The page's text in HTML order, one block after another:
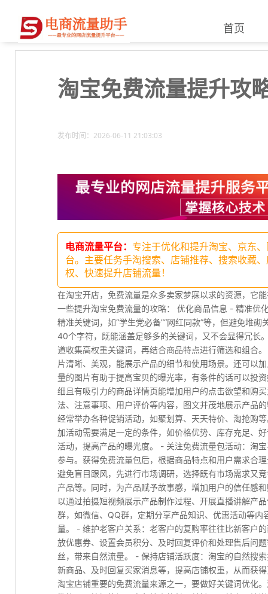
首页
淘宝免费流量提升攻
发布时间：2026-06-11 21:03:03
电商流量平台： 专注于优化和提升淘宝、京东
台。主要任务手淘搜索、店铺推荐、搜索收藏
权、快速提升店铺流量！
在淘宝开店，免费流量是众多卖家梦寐以求的资源，它
一些提升淘宝免费流量的攻略： 优化商品信息 - 精准优
精准关键词，如“学生党必备”“网红同款”等，但避免堆
40个字符，既能涵盖足够多的关键词，又不会显得冗长
道收集高权重关键词，再结合商品特点进行筛选和组合
片清晰、美观，能展示产品的细节和使用场景。还可以
量的图片有助于提高宝贝的曝光率，有条件的话可以投
细且有吸引力的商品详情页能增加用户的点击欲望和购
法、注意事项、用户评价等内容，图文并茂地展示产品
经常举办各种促销活动，如聚划算、天天特价、淘抢购
加活动需要满足一定的条件，如价格优势、库存充足、
活动，提高产品的曝光度。 - 关注免费流量包活动：淘
参与。获得免费流量包后，根据商品特点和用户需求合
避免盲目跟风，先进行市场调研，选择既有市场需求又
产品等。同时，为产品赋予故事感，增加用户的信任感
以通过拍摄短视频展示产品制作过程、开展直播讲解产
群，如微信、QQ群，定期分享产品知识、优惠活动等
量。 - 维护老客户关系：老客户的复购率往往比新客户
放优惠券、设置会员积分、及时回复评价和处理售后问
丝，带来自然流量。 - 保持店铺活跃度：淘宝的自然搜
新商品、及时回复买家消息等，提高店铺权重，从而获
淘宝店铺重要的免费流量来源之一，要做好关键词优化